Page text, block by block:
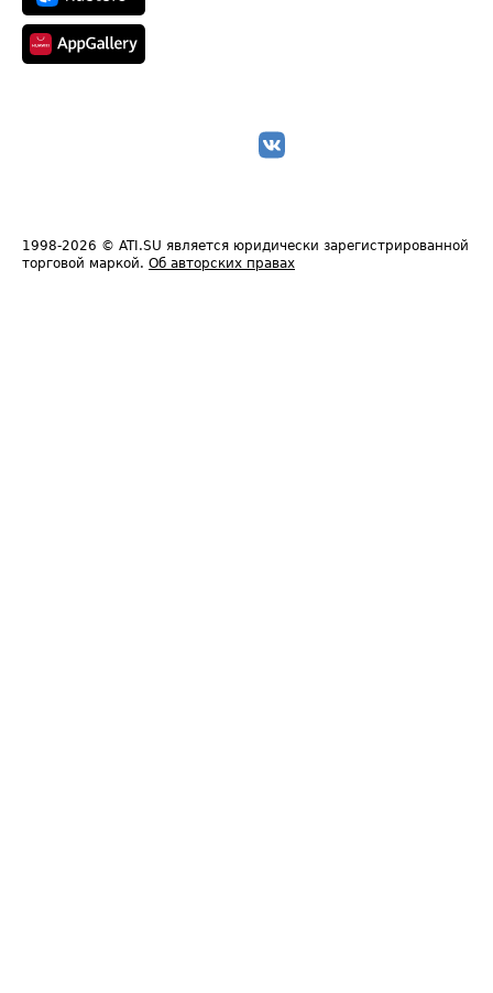
1998-2026 © ATI.SU является юридически зарегистрированной
торговой маркой. Об авторских правах